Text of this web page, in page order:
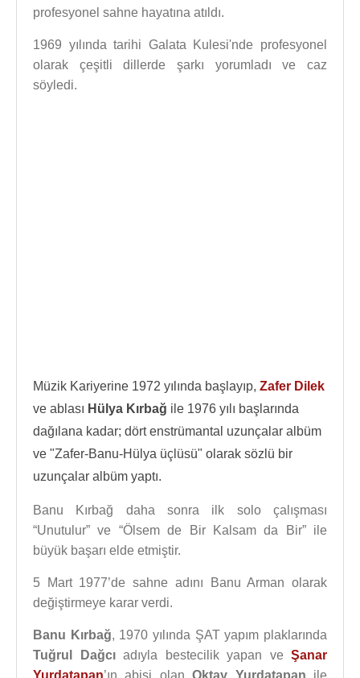
profesyonel sahne hayatına atıldı.
1969 yılında tarihi Galata Kulesi'nde profesyonel
olarak çeşitli dillerde şarkı yorumladı ve caz
söyledi.
Müzik Kariyerine 1972 yılında başlayıp, Zafer Dilek
ve ablası Hülya Kırbağ ile 1976 yılı başlarında
dağılana kadar; dört enstrümantal uzunçalar albüm
ve "Zafer-Banu-Hülya üçlüsü" olarak sözlü bir
uzunçalar albüm yaptı.
Banu Kırbağ daha sonra ilk solo çalışması
“Unutulur” ve “Ölsem de Bir Kalsam da Bir” ile
büyük başarı elde etmiştir.
5 Mart 1977’de sahne adını Banu Arman olarak
değiştirmeye karar verdi.
Banu Kırbağ, 1970 yılında ŞAT yapım plaklarında
Tuğrul Dağcıadıyla bestecilik yapan ve Şanar
Yurdatapan’ın abisi olanOktay Yurdatapan ile